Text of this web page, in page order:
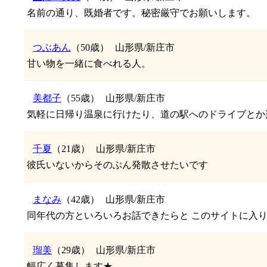
名前の通り、既婚者です。秘密厳守でお願いします。
つぶあん （50歳）
山形県/新庄市
甘い物を一緒に食べれる人。
美都子 （55歳）
山形県/新庄市
気軽に日帰り温泉に行けたり、道の駅へのドライブとか
千夏 （21歳）
山形県/新庄市
彼氏いないからそのぶん発散させたいです
まなみ （42歳）
山形県/新庄市
同年代の方といろいろお話できたらと このサイトに入り
瑠美 （29歳）
山形県/新庄市